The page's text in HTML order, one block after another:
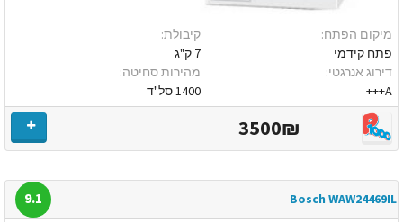
מיקום הפתח:
פתח קידמי
דירוג אנרגטי:
A+++
קיבולת:
7 ק"ג
מהירות סחיטה:
1400 סל"ד
3500₪
Bosch WAW24469IL
9.1